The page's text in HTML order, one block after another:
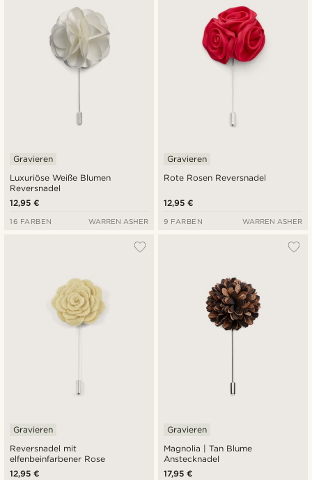
Luxuriöse Weiße Blumen
Reversnadel
Gravieren
12,95 €
16 FARBEN WARREN ASHER
Rote Rosen Reversnadel
Gravieren
12,95 €
9 FARBEN WARREN ASHER
Reversnadel mit
elfenbeinfarbener Rose
Gravieren
12,95 €
Magnolia | Tan Blume
Anstecknadel
Gravieren
17,95 €